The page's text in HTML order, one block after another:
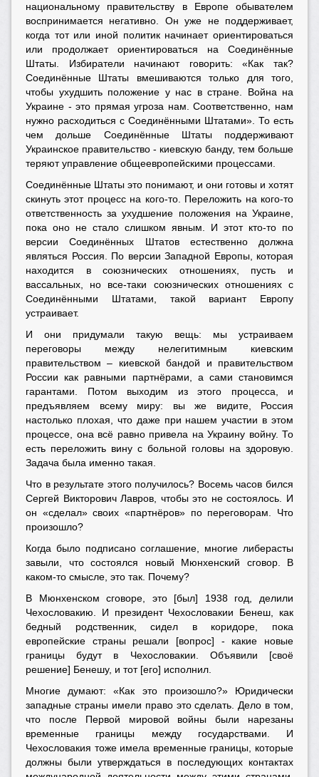
национальному правительству в Европе обывателем
воспринимается негативно. Он уже не поддерживает,
когда тот или иной политик начинает ориентироваться
или продолжает ориентироваться на Соединённые
Штаты. Избиратели начинают говорить: «Как так?
Соединённые Штаты вмешиваются только для того,
чтобы ухудшить положение у нас в стране. Война на
Украине - это прямая угроза нам. Соответственно, нам
нужно расходиться с Соединёнными Штатами». То есть
чем дольше Соединённые Штаты поддерживают
Украинское правительство - киевскую банду, тем больше
теряют управление общеевропейскими процессами.
Соединённые Штаты это понимают, и они готовы и хотят
скинуть этот процесс на кого-то. Переложить на кого-то
ответственность за ухудшение положения на Украине,
пока оно не стало слишком явным. И этот кто-то по
версии Соединённых Штатов естественно должна
являться Россия. По версии Западной Европы, которая
находится в союзнических отношениях, пусть и
вассальных, но все-таки союзнических отношениях с
Соединёнными Штатами, такой вариант Европу
устраивает.
И они придумали такую вещь: мы устраиваем
переговоры между нелегитимным киевским
правительством – киевской бандой и правительством
России как равными партнёрами, а сами становимся
гарантами. Потом выходим из этого процесса, и
предъявляем всему миру: вы же видите, Россия
настолько плохая, что даже при нашем участии в этом
процессе, она всё равно привела на Украину войну. То
есть переложить вину с больной головы на здоровую.
Задача была именно такая.
Что в результате этого получилось? Восемь часов бился
Сергей Викторович Лавров, чтобы это не состоялось. И
он «сделал» своих «партнёров» по переговорам. Что
произошло?
Когда было подписано соглашение, многие либерасты
завыли, что состоялся новый Мюнхенский сговор. В
каком-то смысле, это так. Почему?
В Мюнхенском сговоре, это [был] 1938 год, делили
Чехословакию. И президент Чехословакии Бенеш, как
бедный родственник, сидел в коридоре, пока
европейские страны решали [вопрос] - какие новые
границы будут в Чехословакии. Объявили [своё
решение] Бенешу, и тот [его] исполнил.
Многие думают: «Как это произошло?» Юридически
западные страны имели право это сделать. Дело в том,
что после Первой мировой войны были нарезаны
временные границы между государствами. И
Чехословакия тоже имела временные границы, которые
должны были утверждаться в последующих контактах